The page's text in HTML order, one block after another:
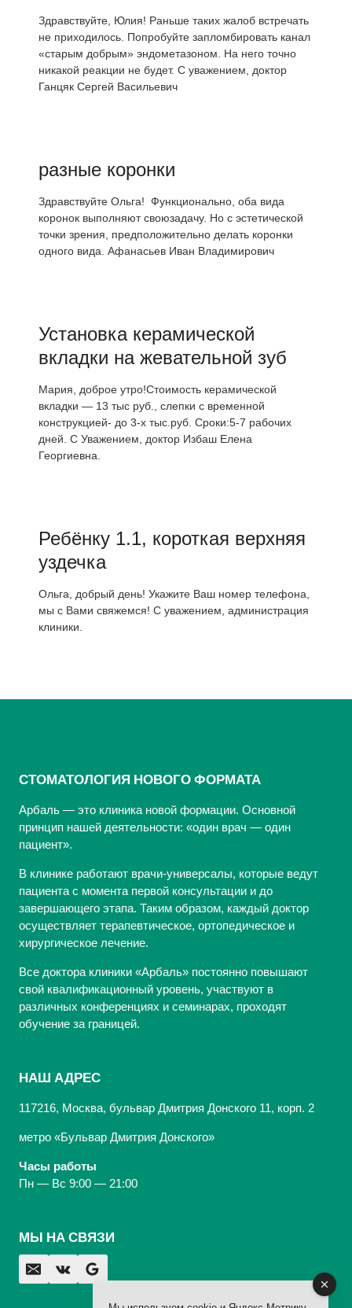
Здравствуйте, Юлия! Раньше таких жалоб встречать
не приходилось. Попробуйте запломбировать канал
«старым добрым» эндометазоном. На него точно
никакой реакции не будет. С уважением, доктор
Ганцяк Сергей Васильевич
разные коронки
Здравствуйте Ольга! Функционально, оба вида
коронок выполняют своюзадачу. Но с эстетической
точки зрения, предположительно делать коронки
одного вида. Афанасьев Иван Владимирович
Установка керамической
вкладки на жевательной зуб
Мария, доброе утро!Стоимость керамической
вкладки — 13 тыс руб., слепки с временной
конструкцией- до 3-х тыс.руб. Сроки:5-7 рабочих
дней. С Уважением, доктор Избаш Елена
Георгиевна.
Ребёнку 1.1, короткая верхняя
уздечка
Ольга, добрый день! Укажите Ваш номер телефона,
мы с Вами свяжемся! С уважением, администрация
клиники.
СТОМАТОЛОГИЯ НОВОГО ФОРМАТА
Арбаль — это клиника новой формации. Основной
принцип нашей деятельности: «один врач — один
пациент».
В клинике работают врачи-универсалы, которые ведут
пациента с момента первой консультации и до
завершающего этапа. Таким образом, каждый доктор
осуществляет терапевтическое, ортопедическое и
хирургическое лечение.
Все доктора клиники «Арбаль» постоянно повышают
свой квалификационный уровень, участвуют в
различных конференциях и семинарах, проходят
обучение за границей.
НАШ АДРЕС
117216, Москва, бульвар Дмитрия Донского 11, корп. 2
метро «Бульвар Дмитрия Донского»
Часы работы
Пн — Вс 9:00 — 21:00
МЫ НА СВЯЗИ